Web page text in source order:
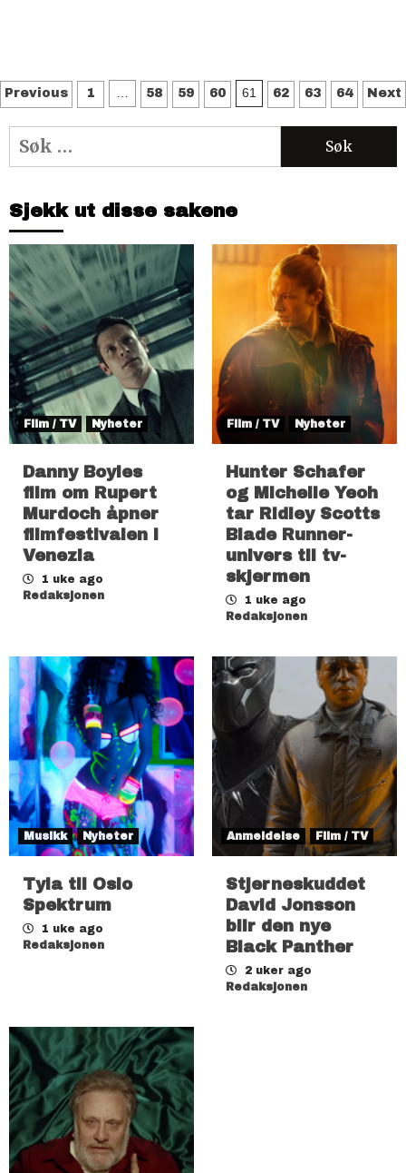
Sidepaginering
Previous 1 58 59 60 61 62 63 64 Next
Søk
etter:
Sjekk ut disse sakene
Film / TV Nyheter
Danny Boyles
film om Rupert
Murdoch åpner
filmfestivalen i
Venezia
1 uke ago
Redaksjonen
Film / TV Nyheter
Hunter Schafer
og Michelle Yeoh
tar Ridley Scotts
Blade Runner-
univers til tv-
skjermen
1 uke ago
Redaksjonen
Musikk Nyheter
Tyla til Oslo
Spektrum
1 uke ago
Redaksjonen
Anmeldelse Film / TV
Stjerneskuddet
David Jonsson
blir den nye
Black Panther
2 uker ago
Redaksjonen